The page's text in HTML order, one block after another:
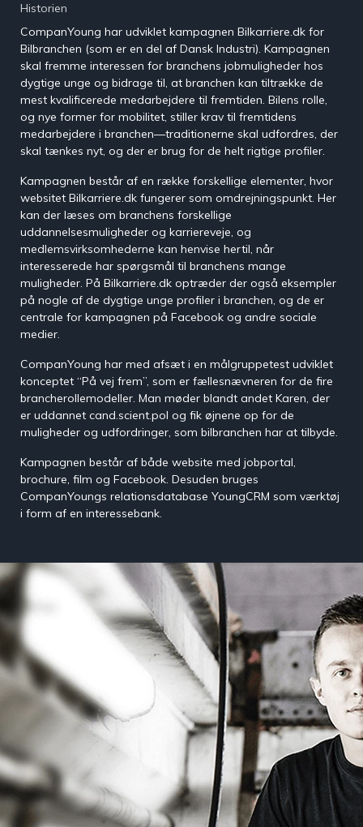
Strategi &
Opnå
forretningsmæssig
succes via strategi og
digitalisering
Unges Valg
af
Uddannelse
©
Danmarks
største
analyse om
unges valg
af
Foredrag
Foredrag
omkring
Generation
på YouTube
Email Marketing System
Øg konverteringen med E-
mail Marketing
Rekrutteringssystem
Effektiv håndtering af
ansøgninger
Tilmeldingssystem
Effektiv håndtering af
tilmeldinger
Chat- & Samtalesystem
Indgå i dialog med
Eventmanagementsystem
Kombiner eventhåndtering
med tiltrækning
Jobportal
drift af jobportaler
Talenthub.io
Mål og optimer din
Experience
StudentPulse
Forbedre jeres
StudentCenter
Skab en stærk
Brancheorganisationer
Efterskoler
Erhvervsskoler
Gymnasier
Højskoler
Videregående uddannelser
Historien
CompanYoung har udviklet kampagnen Bilkarriere.dk for
Bilbranchen (som er en del af Dansk Industri). Kampagnen
skal fremme interessen for branchens jobmuligheder hos
dygtige unge og bidrage til, at branchen kan tiltrække de
mest kvalificerede medarbejdere til fremtiden. Bilens rolle,
og nye former for mobilitet, stiller krav til fremtidens
medarbejdere i branchen—traditionerne skal udfordres, der
skal tænkes nyt, og der er brug for de helt rigtige profiler.
Kampagnen består af en række forskellige elementer, hvor
websitet Bilkarriere.dk fungerer som omdrejningspunkt. Her
kan der læses om branchens forskellige
uddannelsesmuligheder og karriereveje, og
medlemsvirksomhederne kan henvise hertil, når
interesserede har spørgsmål til branchens mange
muligheder. På Bilkarriere.dk optræder der også eksempler
på nogle af de dygtige unge profiler i branchen, og de er
centrale for kampagnen på Facebook og andre sociale
medier.
CompanYoung har med afsæt i en målgruppetest udviklet
konceptet “På vej frem”, som er fællesnævneren for de fire
brancherollemodeller. Man møder blandt andet Karen, der
er uddannet cand.scient.pol og fik øjnene op for de
muligheder og udfordringer, som bilbranchen har at tilbyde.
Kampagnen består af både website med jobportal,
brochure, film og Facebook. Desuden bruges
CompanYoungs relationsdatabase YoungCRM som værktøj
i form af en interessebank.